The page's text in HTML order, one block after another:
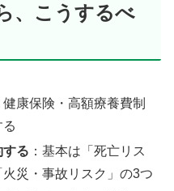
、こうするべ
健康保険・高額療養費制
る ：基本は「死亡リス
災・事故リスク」の3つ